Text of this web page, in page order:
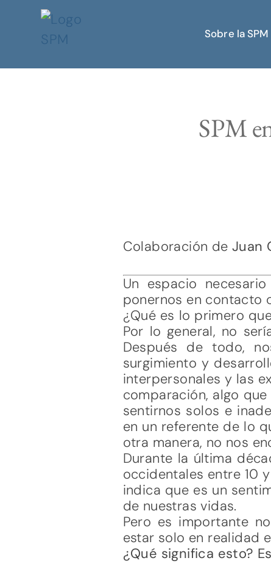
Sobre la SPM
SPM
Colaboración de Juan
Un espacio
ponernos en contacto
¿Qué es lo primero
Por lo general, no
Después de todo,
surgimiento y
interpersonales y las
comparación, algo
sentirnos solos e
en un referente de lo
otra manera, no nos
Durante la última
occidentales entre 10
indica que es un
de nuestras vidas.
Pero es importante
estar solo en realidad
¿Qué significa esto?